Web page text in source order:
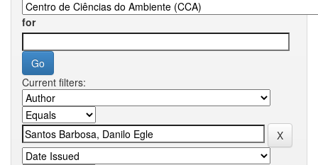
for
Current filters: